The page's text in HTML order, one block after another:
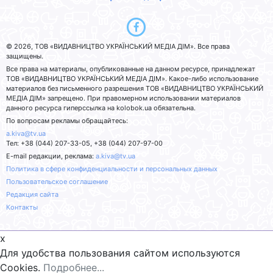
© 2026, ТОВ «ВИДАВНИЦТВО УКРАЇНСЬКИЙ МЕДІА ДІМ». Все права
защищены.
Все права на материалы, опубликованные на данном ресурсе, принадлежат
ТОВ «ВИДАВНИЦТВО УКРАЇНСЬКИЙ МЕДІА ДІМ». Какое-либо использование
материалов без письменного разрешения ТОВ «ВИДАВНИЦТВО УКРАЇНСЬКИЙ
МЕДІА ДІМ» запрещено. При правомерном использовании материалов
данного ресурса гиперссылка на kolobok.ua обязательна.
По вопросам рекламы обращайтесь:
a.kiva@tv.ua
Тел: +38 (044) 207-33-05, +38 (044) 207-97-00
E-mail редакции, реклама: a.kiva@tv.ua
Политика в сфере конфиденциальности и персональных данных
Пользовательское соглашение
Редакция сайта
Контакты
x
Для удобства пользования сайтом используются
Cookies. Подробнее...